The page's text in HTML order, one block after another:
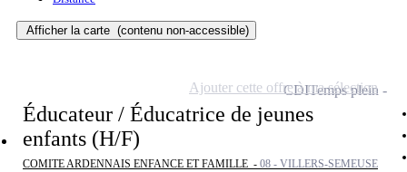
Afficher la carte (contenu non-accessible)
Éducateur / Éducatrice de jeunes
enfants (H/F)
COMITE ARDENNAIS ENFANCE ET FAMILLE - 08 - VILLERS-SEMEUSE
CDITemps plein
Ajouter cette offre à ma sélection